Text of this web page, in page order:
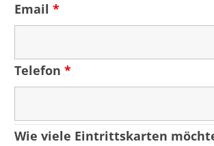
Email *
Telefon *
Wie viele Eintrittskarten